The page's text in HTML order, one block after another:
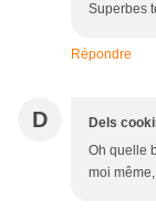
Superbes
Répondre
D Dels
Oh quelle
moi